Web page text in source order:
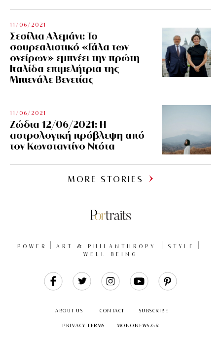
11/06/2021
Σεσίλια Αλεμάνι: Το
σουρεαλιστικό «Γάλα των
ονείρων» εμπνέει την πρώτη
Ιταλίδα επιμελήτρια της
Μπιενάλε Βενετίας
11/06/2021
Ζώδια 12/06/2021: Η
αστρολογική πρόβλεψη από
τον Κωνσταντίνο Ντότα
MORE STORIES
POWER ART & PHILANTHROPY
STYLE
WELL BEING
ABOUT US CONTACT SUBSCRIBE
PRIVACY TERMS MONONEWS.GR